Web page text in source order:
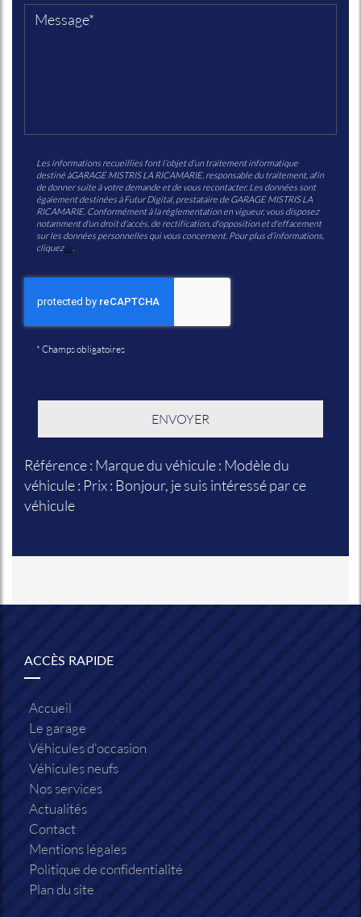
Les informations recueillies font l’objet d’un traitement informatique
destiné àGARAGE MISTRIS LA RICAMARIE, responsable du traitement, afin
de donner suite à votre demande et de vous recontacter. Les données sont
également destinées à Futur Digital, prestataire de GARAGE MISTRIS LA
RICAMARIE. Conformément à la réglementation en vigueur, vous disposez
notamment d'un droit d'accès, de rectification, d'opposition et d'effacement
sur les données personnelles qui vous concernent. Pour plus d’informations,
cliquezici.
* Champs obligatoires
Référence : Marque du véhicule : Modèle du
véhicule : Prix : Bonjour, je suis intéressé par ce
véhicule
ACCÈS RAPIDE
Accueil
Le garage
Véhicules d'occasion
Véhicules neufs
Nos services
Actualités
Contact
Mentions légales
Politique de confidentialité
Plan du site